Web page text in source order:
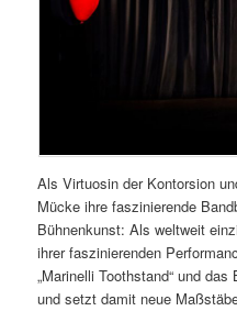
Als Virtuosin der Kontorsion
Mücke ihre faszinierende
Bühnenkunst: Als weltweit
ihrer faszinierenden
„Marinelli Toothstand“ und
und setzt damit neue